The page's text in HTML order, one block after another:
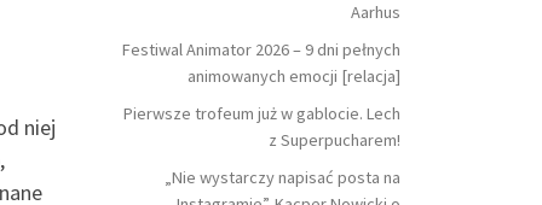
niej
Aarhus
Festiwal Animator 2026 – 9 dni pełnych
animowanych emocji [relacja]
Pierwsze trofeum już w gablocie. Lech
z Superpucharem!
„Nie wystarczy napisać posta na